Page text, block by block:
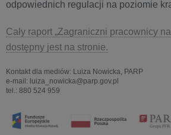
odpowiednich regulacji na poziomie
Cały raport „Zagraniczni pracownicy
dostępny jest na stronie.
Kontakt dla mediów: Luiza Nowicka, PARP
e-mail: luiza_nowicka@parp.gov.pl
tel.: 880 524 959